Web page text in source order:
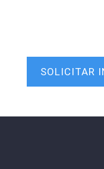
SOLICITAR